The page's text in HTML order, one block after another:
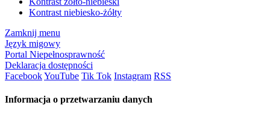
Kontrast niebiesko-żółty
Zamknij menu
Język migowy
Portal Niepełnosprawność
Deklaracja dostępności
FacebookYouTube Tik Tok Instagram RSS
Informacja o przetwarzaniu danych